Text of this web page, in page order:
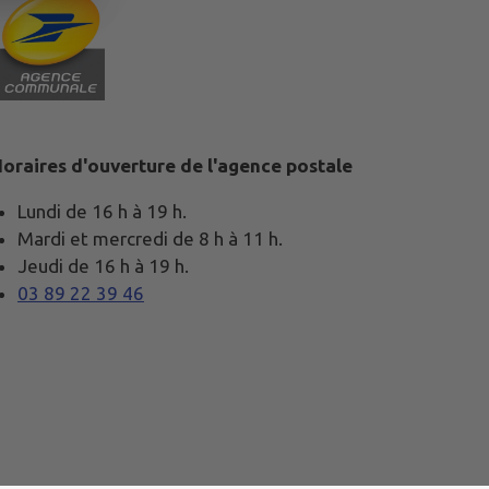
d'ouverture de l'agence postale
Lundi de 16 h à 19 h.
Mardi et mercredi de 8 h à 11 h.
Jeudi de 16 h à 19 h.
03 89 22 39 46